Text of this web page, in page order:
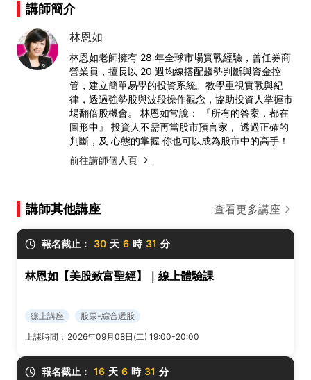
講師簡介
林恩如
林恩如老師擁有 28 年全球市場實戰經驗，曾任券商
營業員，擅長以 20 週均線搭配趨勢判斷與資金控
管，建立簡單易學的投資系統。教學重視實戰與紀
律，透過強勢股與波段操作觀念，協助投資人掌握市
場翻倍股機會。 林恩如常說： 『所有的答案，都在
圖形中』 投資人不需再當股市預言家， 透過正確的
判斷，及 心態的掌握 你也可以成為股市中的高手！
前往講師個人頁
講師其他講座 查看更多講座
報名截止： 30 天 6 時 31 分
林恩如【美股致富聖經】｜線上體驗課
線上講座
股票-綜合選股
上課時間： 2026年09月08日(二) 19:00-20:00
報名截止： 16 天 6 時 31 分